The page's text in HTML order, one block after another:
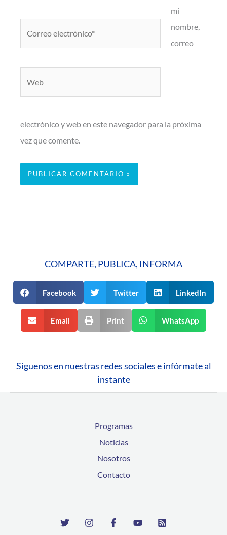
mi
nombre,
correo
electrónico y web en este navegador para la próxima
vez que comente.
COMPARTE, PUBLICA, INFORMA
Facebook Twitter LinkedIn
Email Print WhatsApp
Síguenos en nuestras redes sociales e infórmate al
instante
Programas
Noticias
Nosotros
Contacto